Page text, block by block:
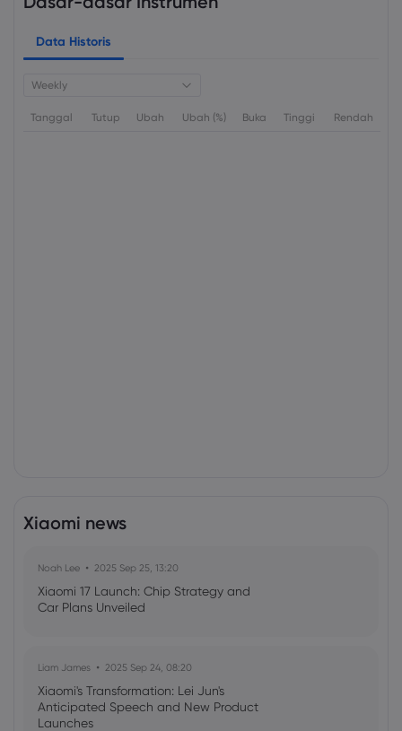
Data Historis
Weekly
Tanggal Tutup Ubah Ubah (%) Buka Tinggi Rendah
Xiaomi news
Noah Lee 2025 Sep 25, 13:20
Xiaomi 17 Launch: Chip Strategy and
Car Plans Unveiled
Liam James 2025 Sep 24, 08:20
Xiaomi's Transformation: Lei Jun's
Anticipated Speech and New Product
Launches